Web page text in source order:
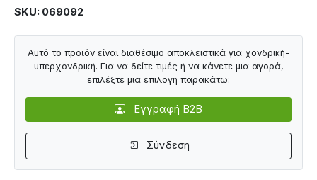
SKU: 069092
Αυτό το προϊόν είναι διαθέσιμο αποκλειστικά για χονδρική-
υπερχονδρική. Για να δείτε τιμές ή να κάνετε μια αγορά,
επιλέξτε μια επιλογή παρακάτω:
Εγγραφή B2B
Σύνδεση